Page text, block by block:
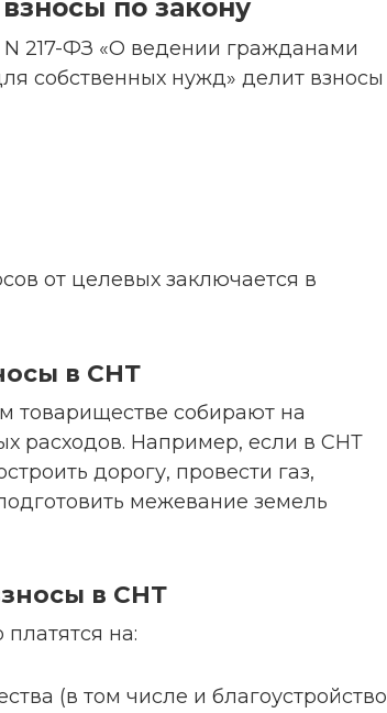
по закону
N 217-ФЗ «О ведении гражданами
собственных нужд» делит взносы
от целевых заключается в
в СНТ
товариществе собирают на
расходов. Например, если в СНТ
дорогу, провести газ,
межевание земель
в СНТ
на:
(в том числе и благоустройство